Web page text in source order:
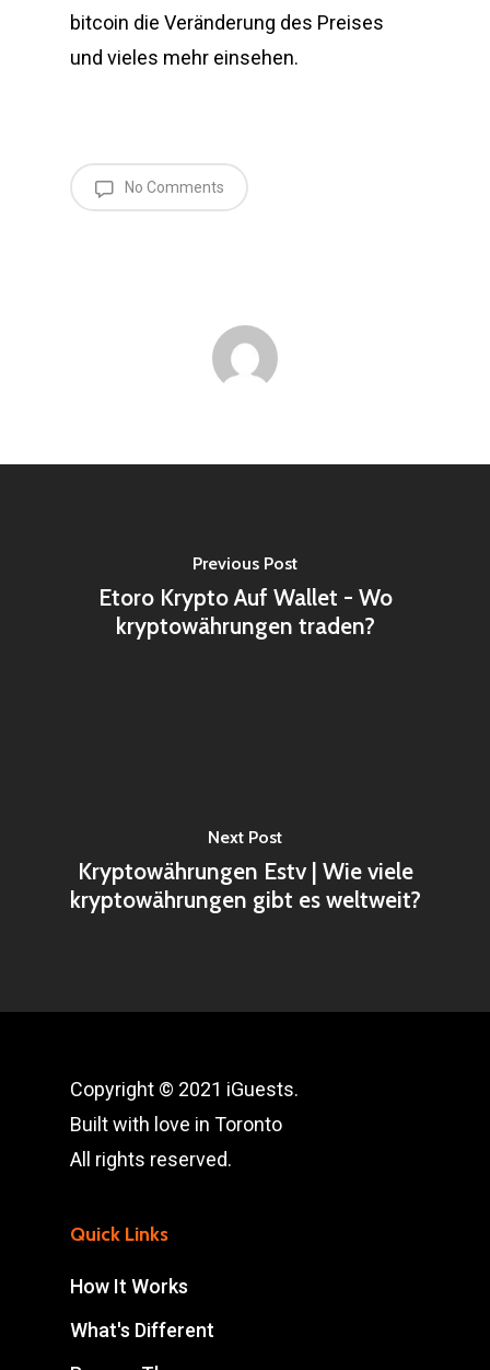
bitcoin die Veränderung des Preises
und vieles mehr einsehen.
No Comments
Previous Post
Etoro Krypto Auf Wallet - Wo
kryptowährungen traden?
Next Post
Kryptowährungen Estv | Wie viele
kryptowährungen gibt es weltweit?
Copyright © 2021 iGuests.
Built with love in Toronto
All rights reserved.
Quick Links
How It Works
What's Different